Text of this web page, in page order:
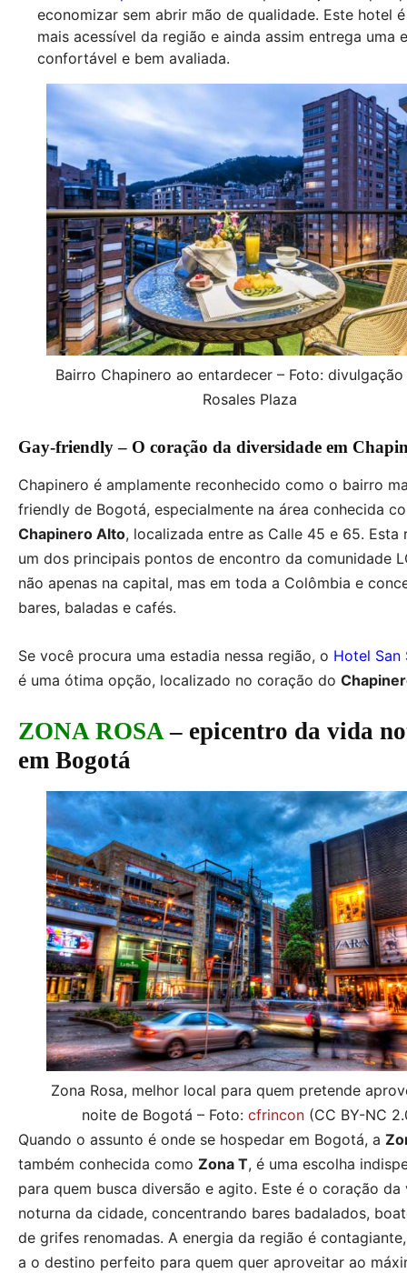
economizar sem abrir mão de qualidade. Este hotel
mais acessível da região e ainda assim entrega uma
confortável e bem avaliada.
Bairro Chapinero ao entardecer – Foto:
Rosales Plaza
Gay-friendly – O coração da diversidade em
Chapinero é amplamente reconhecido como o bairro
friendly de Bogotá, especialmente na área conhecida
Chapinero Alto, localizada entre as Calle 45 e 65. Esta
um dos principais pontos de encontro da comunidade
não apenas na capital, mas em toda a Colômbia e
bares, baladas e cafés.
Se você procura uma estadia nessa região, o Hotel San
é uma ótima opção, localizado no coração do
ZONA ROSA – epicentro da vida
em Bogotá
Zona Rosa, melhor local para quem pretende
noite de Bogotá – Foto: cfrincon(CC BY-NC
Quando o assunto é onde se hospedar em Bogotá, a
também conhecida como Zona T, é uma escolha
para quem busca diversão e agito. Este é o coração da
noturna da cidade, concentrando bares badalados,
de grifes renomadas. A energia da região é
a o destino perfeito para quem quer aproveitar ao